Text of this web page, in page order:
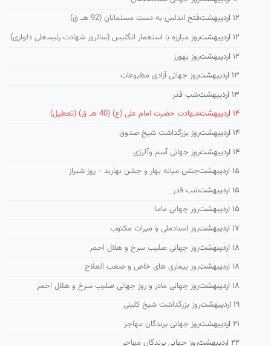
۱۲ اردیبهشت
فتح اندلس به دست مسلمانان (92 هـ ق)
۱۲ اردیبهشت
روز مبارزه با استعمار انگلیس (سالروز شهادت رئیسعلی دلواری)
۱۲ اردیبهشت
روز بهورز
۱۳ اردیبهشت
روز جهانی آزادی مطبوعات
۱۳ اردیبهشت
شب قدر
۱۴ اردیبهشت
شهادت حضرت امام علی (ع) (40 هـ ق) (تعطیل)
۱۴ اردیبهشت
روز بزرگداشت شیخ صدوق
۱۴ اردیبهشت
روز جهانی آسم وآلرژی
۱۵ اردیبهشت
جشن میانه بهار و جشن بهاربد - روز شیراز
۱۵ اردیبهشت
شب قدر
۱۵ اردیبهشت
روز جهانی ماما
۱۷ اردیبهشت
روز اسنادملی و میراث مکتوب
۱۸ اردیبهشت
روز جهانی صلیب سرخ و هلال احمر
۱۸ اردیبهشت
روز بیماری های خاص و صعب العلاج
۱۸ اردیبهشت
روز جهانی مادر و روز جهانی صلیب سرخ و هلال احمر
۱۹ اردیبهشت
روز بزرگداشت شیخ كلینی
۲۱ اردیبهشت
روز جهانی پرندگان مهاجر
۲۲ اردیبهشت
روز جهانی پرندگان مهاجر